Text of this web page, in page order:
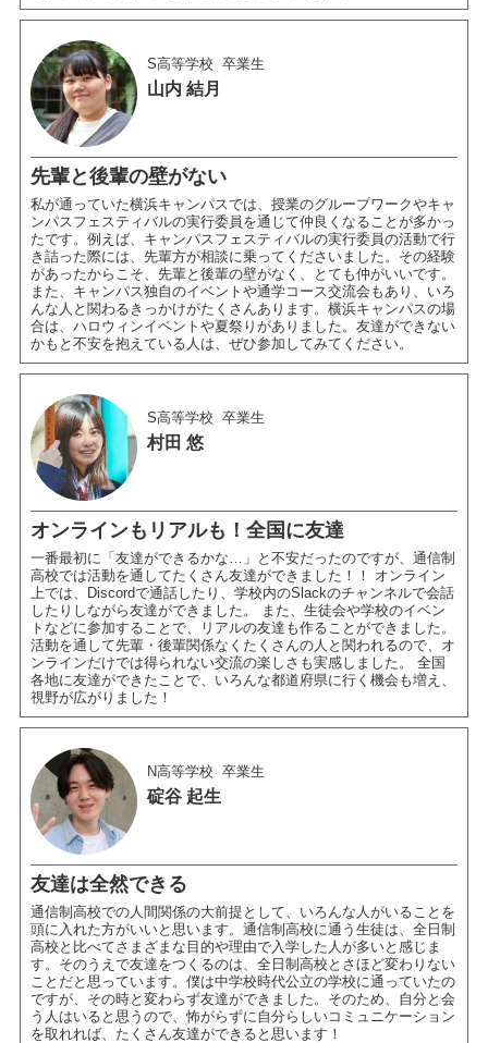
S高等学校 卒業生
山内 結月
先輩と後輩の壁がない
私が通っていた横浜キャンパスでは、授業のグループワークやキャ
ンパスフェスティバルの実行委員を通じて仲良くなることが多かっ
たです。例えば、キャンパスフェスティバルの実行委員の活動で行
き詰った際には、先輩方が相談に乗ってくださいました。その経験
があったからこそ、先輩と後輩の壁がなく、とても仲がいいです。
また、キャンパス独自のイベントや通学コース交流会もあり、いろ
んな人と関わるきっかけがたくさんあります。横浜キャンパスの場
合は、ハロウィンイベントや夏祭りがありました。友達ができない
かもと不安を抱えている人は、ぜひ参加してみてください。
S高等学校 卒業生
村田 悠
オンラインもリアルも！全国に友達
一番最初に「友達ができるかな…」と不安だったのですが、通信制
高校では活動を通してたくさん友達ができました！！ オンライン
上では、Discordで通話したり、学校内のSlackのチャンネルで会話
したりしながら友達ができました。 また、生徒会や学校のイベン
トなどに参加することで、リアルの友達も作ることができました。
活動を通して先輩・後輩関係なくたくさんの人と関われるので、オ
ンラインだけでは得られない交流の楽しさも実感しました。 全国
各地に友達ができたことで、いろんな都道府県に行く機会も増え、
視野が広がりました！
N高等学校 卒業生
碇谷 起生
友達は全然できる
通信制高校での人間関係の大前提として、いろんな人がいることを
頭に入れた方がいいと思います。通信制高校に通う生徒は、全日制
高校と比べてさまざまな目的や理由で入学した人が多いと感じま
す。そのうえで友達をつくるのは、全日制高校とさほど変わりない
ことだと思っています。僕は中学校時代公立の学校に通っていたの
ですが、その時と変わらず友達ができました。そのため、自分と会
う人はいると思うので、怖がらずに自分らしいコミュニケーション
を取れれば、たくさん友達ができると思います！